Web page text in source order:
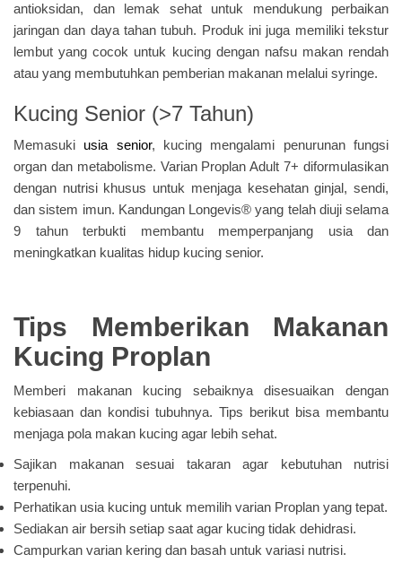
antioksidan, dan lemak sehat untuk mendukung perbaikan
jaringan dan daya tahan tubuh. Produk ini juga memiliki tekstur
lembut yang cocok untuk kucing dengan nafsu makan rendah
atau yang membutuhkan pemberian makanan melalui syringe.
Kucing Senior (>7 Tahun)
Memasuki usia senior, kucing mengalami penurunan fungsi
organ dan metabolisme. Varian Proplan Adult 7+ diformulasikan
dengan nutrisi khusus untuk menjaga kesehatan ginjal, sendi,
dan sistem imun. Kandungan Longevis® yang telah diuji selama
9 tahun terbukti membantu memperpanjang usia dan
meningkatkan kualitas hidup kucing senior.
Tips Memberikan Makanan
Kucing Proplan
Memberi makanan kucing sebaiknya disesuaikan dengan
kebiasaan dan kondisi tubuhnya. Tips berikut bisa membantu
menjaga pola makan kucing agar lebih sehat.
Sajikan makanan sesuai takaran agar kebutuhan nutrisi
terpenuhi.
Perhatikan usia kucing untuk memilih varian Proplan yang tepat.
Sediakan air bersih setiap saat agar kucing tidak dehidrasi.
Campurkan varian kering dan basah untuk variasi nutrisi.